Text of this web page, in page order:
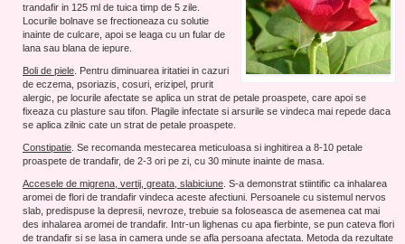
trandafir in 125 ml de tuica timp de 5 zile.
Locurile bolnave se frectioneaza cu solutie
inainte de culcare, apoi se leaga cu un fular de
lana sau blana de iepure.
Boli de piele . Pentru diminuarea iritatiei in cazuri
de eczema, psoriazis, cosuri, erizipel, prurit
alergic, pe locurile afectate se aplica un strat de petale proaspete, care apoi se
fixeaza cu plasture sau tifon. Plagile infectate si arsurile se vindeca mai repede daca
se aplica zilnic cate un strat de petale proaspete.
Constipatie . Se recomanda mestecarea meticuloasa si inghitirea a 8-10 petale
proaspete de trandafir, de 2-3 ori pe zi, cu 30 minute inainte de masa.
Accesele de migrena, vertij, greata, slabiciune . S-a demonstrat stiintific ca inhalarea
aromei de flori de trandafir vindeca aceste afectiuni. Persoanele cu sistemul nervos
slab, predispuse la depresii, nevroze, trebuie sa foloseasca de asemenea cat mai
des inhalarea aromei de trandafir. Intr-un lighenas cu apa fierbinte, se pun cateva flori
de trandafir si se lasa in camera unde se afla persoana afectata. Metoda da rezultate